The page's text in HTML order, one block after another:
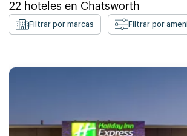
22 hoteles en Chatsworth
Filtrar por marcas Filtrar por